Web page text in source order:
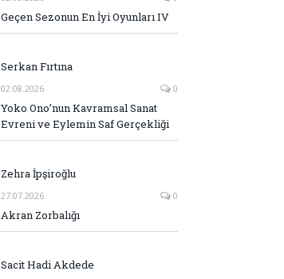
Geçen Sezonun En İyi Oyunları IV
Serkan Fırtına
02.08.2026 0
Yoko Ono’nun Kavramsal Sanat
Evreni ve Eylemin Saf Gerçekliği
Zehra İpşiroğlu
27.07.2026 0
Akran Zorbalığı
Sacit Hadi Akdede